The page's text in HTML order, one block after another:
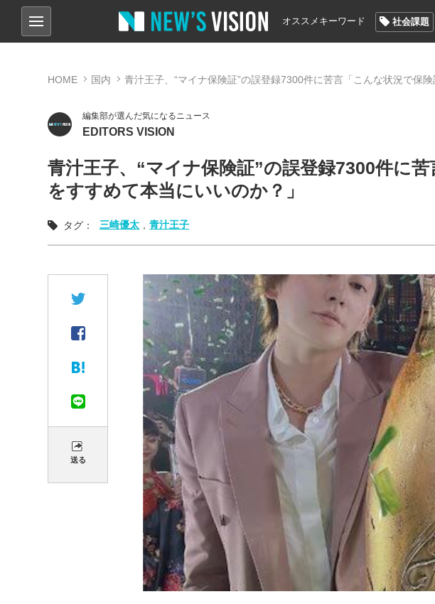
オススメキーワード 社会課題
HOME 国内 青汁王子、“マイナ保険証”の誤登録7300件に苦言「こんな状況で保
編集部が選んだ気になるニュース
EDITORS VISION
青汁王子、“マイナ保険証”の誤登録7300件に
をすすめて本当にいいのか？」
タグ： 三崎優太 青汁王子
送る